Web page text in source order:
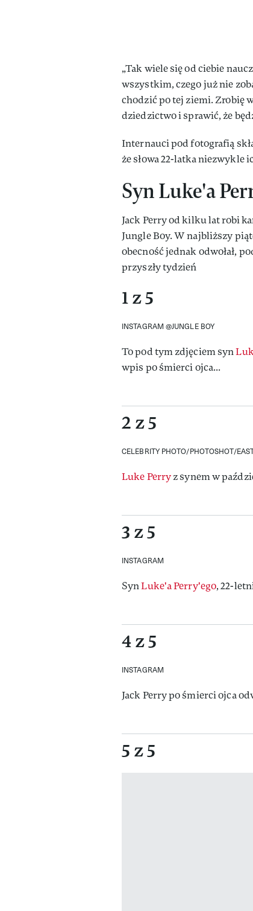
„Tak wiele się od ciebie
wszystkim, czego już nie
chodzić po tej ziemi. Zrobię
dziedzictwo i sprawić, że
Internauci pod fotografią
że słowa 22-latka niezwykle
Syn Luke'a
Jack Perry od kilku lat robi
Jungle Boy. W najbliższy
obecność jednak odwołał,
przyszły tydzień
1 z 5
INSTAGRAM @JUNGLE BOY
To pod tym zdjęciem syn
wpis po śmierci ojca...
2 z 5
CELEBRITY PHOTO/PHOTOSHOT/
Luke Perryz synem w
3 z 5
INSTAGRAM
SynLuke'a Perry'ego, 22-
4 z 5
INSTAGRAM
Jack Perry po śmierci ojca
5 z 5